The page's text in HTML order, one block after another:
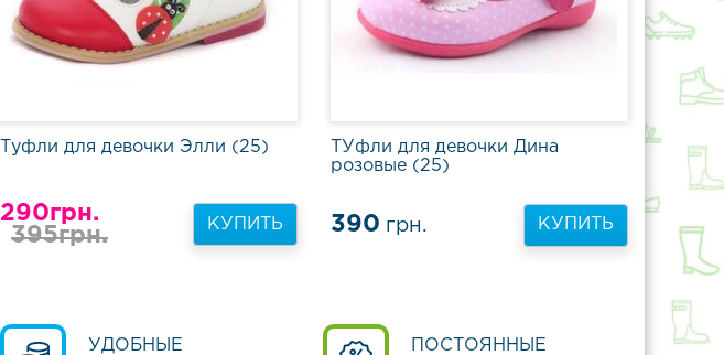
Туфли для девочки Элли (25)
290грн.
395грн.
КУПИТЬ
ТУфли для девочки Дина
розовые (25)
390 грн. КУПИТЬ
УДОБНЫЕ ПОСТОЯННЫЕ